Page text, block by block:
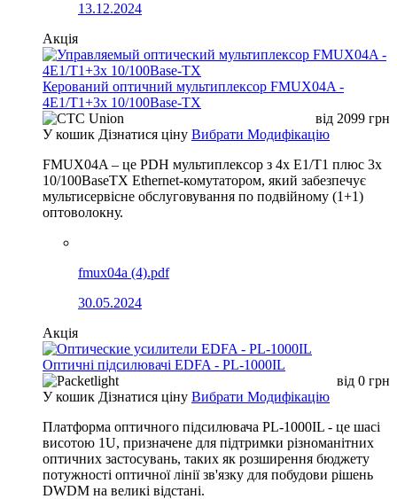
13.12.2024
Акція
Керований оптичний мультиплексор FMUX04A -
4E1/T1+3x 10/100Base-TX
від 2099 грн
У кошик Дізнатися ціну Вибрати Модифікацію
FMUX04A – це PDH мультиплексор з 4x E1/T1 плюс 3x
10/100BaseTX Ethernet-комутатором, який забезпечує
мультисервісне обслуговування по подвійному (1+1)
оптоволокну.
fmux04a (4).pdf
30.05.2024
Акція
Оптичні підсилювачі EDFA - PL-1000IL
від 0 грн
У кошик Дізнатися ціну Вибрати Модифікацію
Платформа оптичного підсилювача PL-1000IL - це шасі
висотою 1U, призначене для підтримки різноманітних
оптичних застосувань, таких як розширення бюджету
потужності оптичної лінії зв'язку для побудови рішень
DWDM на великі відстані.